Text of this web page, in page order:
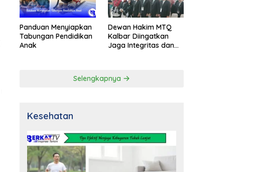
Panduan Menyiapkan
Tabungan Pendidikan
Anak
Dewan Hakim MTQ
Kalbar Diingatkan
Jaga Integritas dan
Selengkapnya
Kesehatan